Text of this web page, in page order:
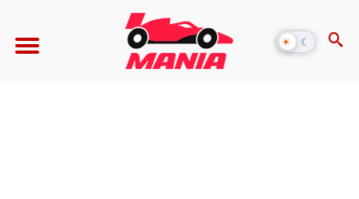
☀ ☾
Alternar
modo